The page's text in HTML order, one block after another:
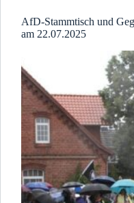
AfD-Stammtisch und
am 22.07.2025